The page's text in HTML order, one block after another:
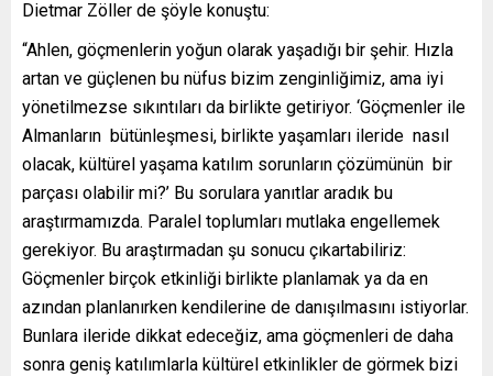
Dietmar Zöller de şöyle konuştu:
“Ahlen, göçmenlerin yoğun olarak yaşadığı bir şehir. Hızla
artan ve güçlenen bu nüfus bizim zenginliğimiz, ama iyi
yönetilmezse sıkıntıları da birlikte getiriyor. ‘Göçmenler ile
Almanların bütünleşmesi, birlikte yaşamları ileride nasıl
olacak, kültürel yaşama katılım sorunların çözümünün bir
parçası olabilir mi?’ Bu sorulara yanıtlar aradık bu
araştırmamızda. Paralel toplumları mutlaka engellemek
gerekiyor. Bu araştırmadan şu sonucu çıkartabiliriz:
Göçmenler birçok etkinliği birlikte planlamak ya da en
azından planlanırken kendilerine de danışılmasını istiyorlar.
Bunlara ileride dikkat edeceğiz, ama göçmenleri de daha
sonra geniş katılımlarla kültürel etkinlikler de görmek bizi